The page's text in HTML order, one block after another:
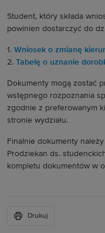
Student, który składa
powinien dostarczyć do
1. Wniosek o zmianę
2. Tabelę o uznanie
Dokumenty mogą zostać
wstępnego rozpoznania
zgodnie z preferowanym
stronie wydziału.
Finalnie dokumenty
Prodziekan ds.
kompletu dokumentów w
Drukuj